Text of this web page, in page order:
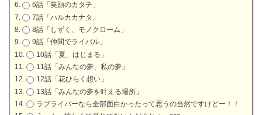
6話「笑顔のカタチ」
7話「ハルカカナタ」
8話「しずく、モノクローム」
9話「仲間でライバル」
10話「夏、はじまる」
11話「みんなの夢、私の夢」
12話「花ひらく想い」
13話「みんなの夢を叶える場所」
ラブライバーなら全部面白かったって思うの当然ですけどー！！